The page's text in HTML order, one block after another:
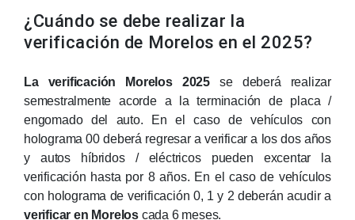
¿Cuándo se debe realizar la
verificación de Morelos en el 2025?
La verificación Morelos 2025 se deberá realizar
semestralmente acorde a la terminación de placa /
engomado del auto. En el caso de vehículos con
holograma 00 deberá regresar a verificar a los dos años
y autos híbridos / eléctricos pueden excentar la
verificación hasta por 8 años. En el caso de vehículos
con holograma de verificación 0, 1 y 2 deberán acudir a
verificar en Morelos cada 6 meses.